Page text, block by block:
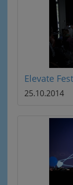
Elevate
25.10.2014